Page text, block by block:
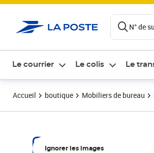
N° de
Le courrier Le colis Le
Accueil boutique Mobiliers de bureau
Ignorer les images